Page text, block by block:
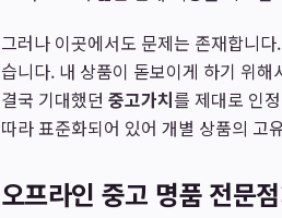
그러나 이곳에서도 문제는 존재합니
습니다. 내 상품이 돋보이게 하기 위
결국 기대했던 중고가치를 제대로 인
따라 표준화되어 있어 개별 상품의 고
오프라인 중고 명품 전문